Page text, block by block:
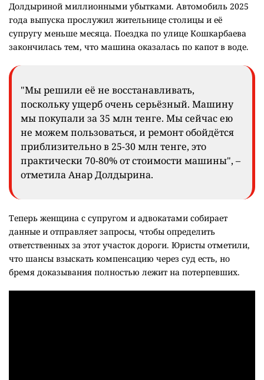
Долдыриной миллионными убытками. Автомобиль 2025
года выпуска прослужил жительнице столицы и её
супругу меньше месяца. Поездка по улице Кошкарбаева
закончилась тем, что машина оказалась по капот в воде.
"Мы решили её не восстанавливать,
поскольку ущерб очень серьёзный. Машину
мы покупали за 35 млн тенге. Мы сейчас ею
не можем пользоваться, и ремонт обойдётся
приблизительно в 25-30 млн тенге, это
практически 70-80% от стоимости машины", –
отметила Анар Долдырина.
Теперь женщина с супругом и адвокатами собирает
данные и отправляет запросы, чтобы определить
ответственных за этот участок дороги. Юристы отметили,
что шансы взыскать компенсацию через суд есть, но
бремя доказывания полностью лежит на потерпевших.